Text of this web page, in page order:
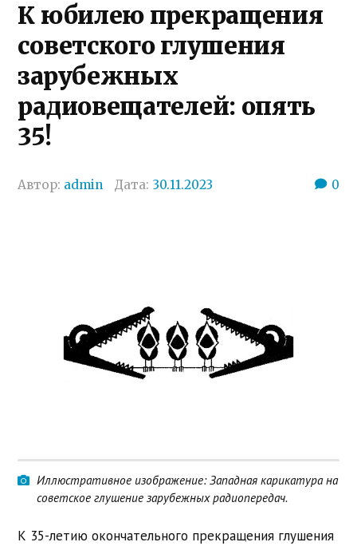
К юбилею прекращения
советского глушения
зарубежных
радиовещателей: опять
35!
Автор: admin Дата: 30.11.2023 0
Иллюстративное изображение: Западная карикатура на
советское глушение зарубежных радиопередач.
К 35-летию окончательного прекращения глушения